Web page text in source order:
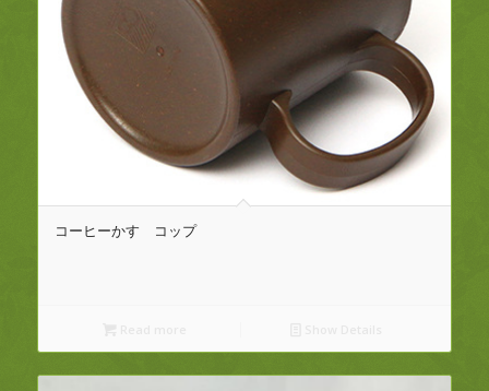
コーヒーかす コップ